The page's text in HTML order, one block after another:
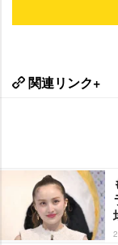
関連リンク+